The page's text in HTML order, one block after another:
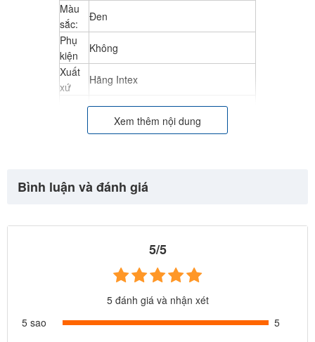
Màu
sắc:
Đen
Phụ
kiện
Không
Xuất
xứ
Hãng Intex
Thanh toán khi nhận hàng hoặc
chuyển khoản
Xem thêm nội dung
Bình luận và đánh giá
5/5
5 đánh giá và nhận xét
5 sao
5